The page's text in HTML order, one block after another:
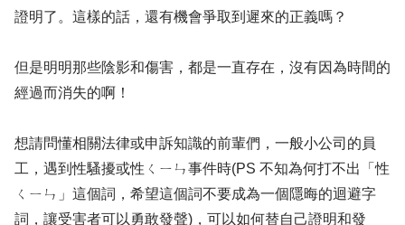
證明了。這樣的話，還有機會爭取到遲來的正義嗎？
但是明明那些陰影和傷害，都是一直存在，沒有因為時間的
經過而消失的啊！
想請問懂相關法律或申訴知識的前輩們，一般小公司的員
工，遇到性騷擾或性ㄑㄧㄣ事件時(PS 不知為何打不出「性
ㄑㄧㄣ」這個詞，希望這個詞不要成為一個隱晦的迴避字
詞，讓受害者可以勇敢發聲)，可以如何替自己證明和發